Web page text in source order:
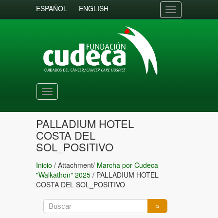
ESPAÑOL ENGLISH
Toggle
navigation
Toggle
navigation
PALLADIUM HOTEL
COSTA DEL
SOL_POSITIVO
Inicio / Attachment/ Marcha por Cudeca
"Walkathon" 2025 / PALLADIUM HOTEL
COSTA DEL SOL_POSITIVO